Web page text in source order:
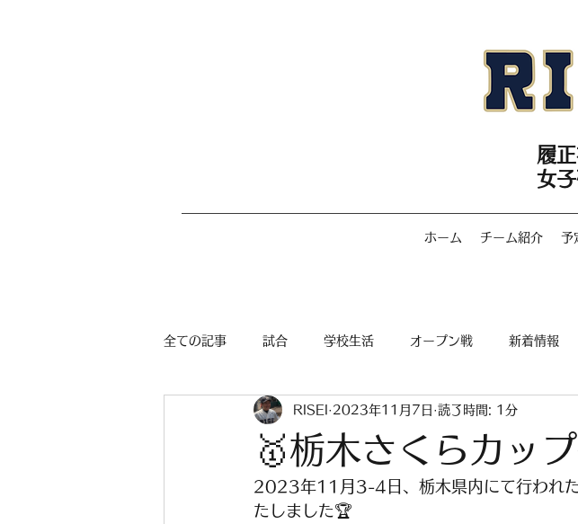
履
女
ホーム チーム紹介 予
全ての記事 試合 学校生活 オープン戦 新着情報
履正社 2026
🥇栃木さくらカッ
RISEI 2023年11月7日 読了時間: 1分
2023年11月3-4日、栃木県内にて行われ
たしました🏆